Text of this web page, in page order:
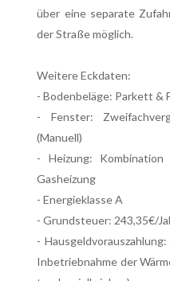
über eine separate
der Straße möglich.
Weitere Eckdaten:
- Bodenbeläge: Parkett &
- Fenster:
(Manuell)
- Heizung:
Gasheizung
- Energieklasse A
- Grundsteuer: 243,35€/
-
Inbetriebnahme der